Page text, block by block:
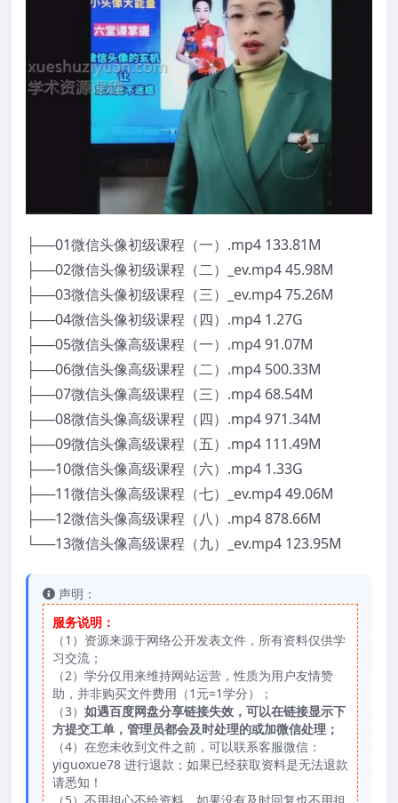
├──01微信头像初级课程（一）.mp4 133.81M
├──02微信头像初级课程（二）_ev.mp4 45.98M
├──03微信头像初级课程（三）_ev.mp4 75.26M
├──04微信头像初级课程（四）.mp4 1.27G
├──05微信头像高级课程（一）.mp4 91.07M
├──06微信头像高级课程（二）.mp4 500.33M
├──07微信头像高级课程（三）.mp4 68.54M
├──08微信头像高级课程（四）.mp4 971.34M
├──09微信头像高级课程（五）.mp4 111.49M
├──10微信头像高级课程（六）.mp4 1.33G
├──11微信头像高级课程（七）_ev.mp4 49.06M
├──12微信头像高级课程（八）.mp4 878.66M
└──13微信头像高级课程（九）_ev.mp4 123.95M
声明：
服务说明：
（1）资源来源于网络公开发表文件，所有资料仅供学
习交流；
（2）学分仅用来维持网站运营，性质为用户友情赞
助，并非购买文件费用（1元=1学分）；
（3） 如遇百度网盘分享链接失效，可以在链接显示下
方提交工单，管理员都会及时处理的或加微信处理；
（4）在您未收到文件之前，可以联系客服微信：
yiguoxue78 进行退款；如果已经获取资料是无法退款
请悉知！